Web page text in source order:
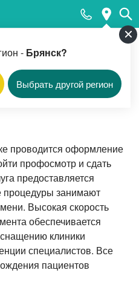
- Брянск?
Выбрать другой регион
книжки
проводится оформление
профосмотр и сдать
предоставляется
процедуры занимают
Высокая скорость
обеспечивается
клиники
специалистов. Все
пациентов